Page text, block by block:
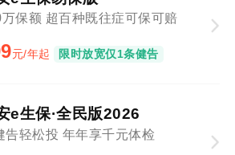
保额 超百种既往症可保可赔
元/年起 限时放宽仅1条健告
e生保·全民版2026
告轻松投 年年享千元体检